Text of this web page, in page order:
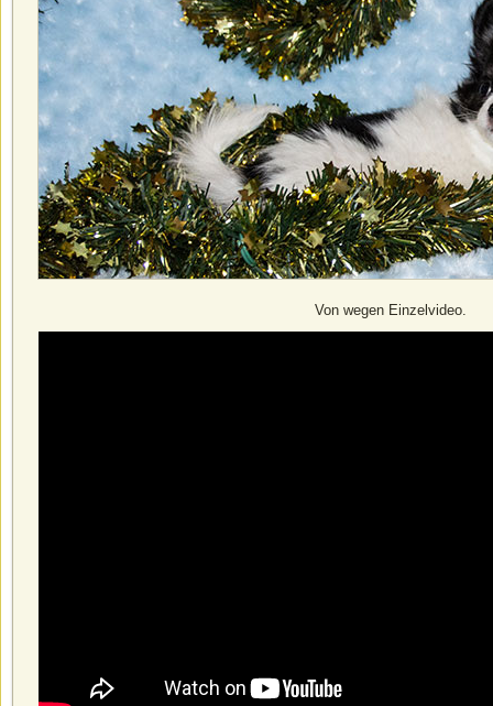
Von wegen Einzelvideo.